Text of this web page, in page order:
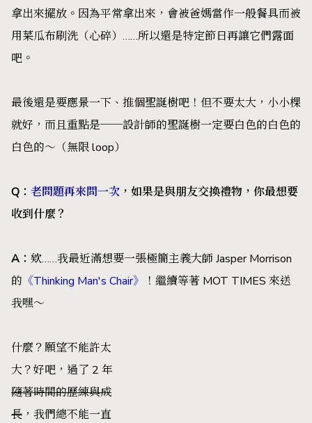
拿出來擺放。因為平常拿出來，會被爸媽當作一般餐具而被
用菜瓜布刷洗（心碎）……所以還是特定節日再讓它們露面
吧。
最後還是要應景一下、推個聖誕樹吧！但不要太大，小小棵
就好，而且重點是──設計師的聖誕樹一定要白色的白色的
白色的～（無限 loop）
Q ： 老問題再來問一次 ，如果是與朋友交換禮物，你最想要
收到什麼？
A ： 欸……我最近滿想要一張極簡主義大師 Jasper Morrison
的 《Thinking Man's Chair》
！繼續等著 MOT TIMES 來送
我嘿～
什麼？願望不能許太
大？好吧，過了 2 年
隨著時間的歷練與成
長 ，我們總不能一直